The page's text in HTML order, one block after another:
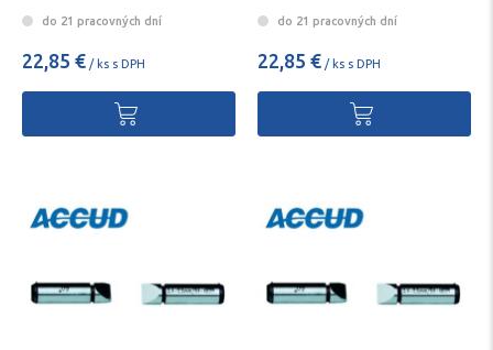
do 21 pracovných dní
22,85 € / ks s DPH
do 21 pracovných dní
22,85 € / ks s DPH